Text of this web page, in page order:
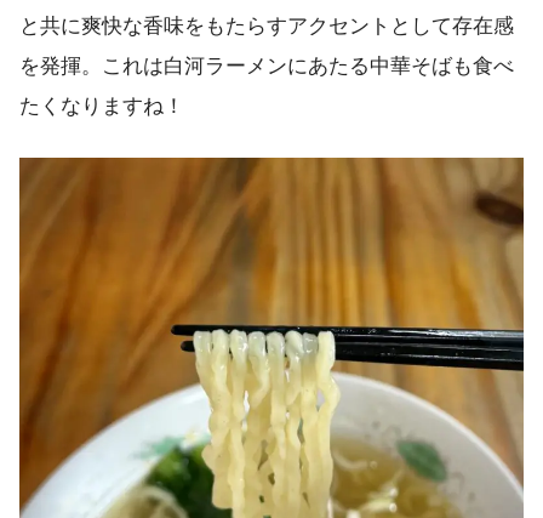
と共に爽快な香味をもたらすアクセントとして存在感
を発揮。これは白河ラーメンにあたる中華そばも食べ
たくなりますね！